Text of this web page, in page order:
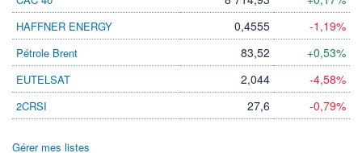
ÉLIGIBILITÉ
Non éligible
Boursobank
+ LISTE
HAFFNER ENERGY 0,4555 -1,19%
Pétrole Brent 83,52 +0,53%
EUTELSAT 2,044 -4,58%
2CRSI 27,6 -0,79%
Gérer mes listes